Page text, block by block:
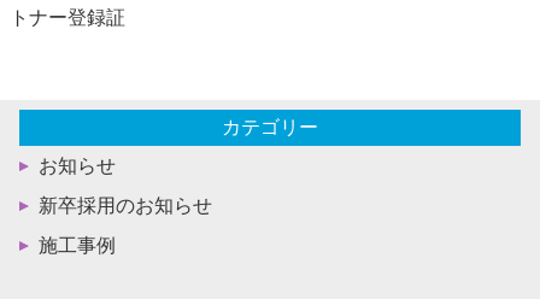
稿
ゲ
シ
ョ
トナー登録証
カテゴリー
お知らせ
新卒採用のお知らせ
施工事例